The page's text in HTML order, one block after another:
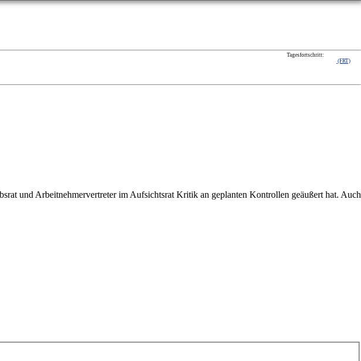
Tagesfortschritt:
(FRT)
und Arbeitnehmervertreter im Aufsichtsrat Kritik an geplanten Kontrollen geäußert hat. Auch